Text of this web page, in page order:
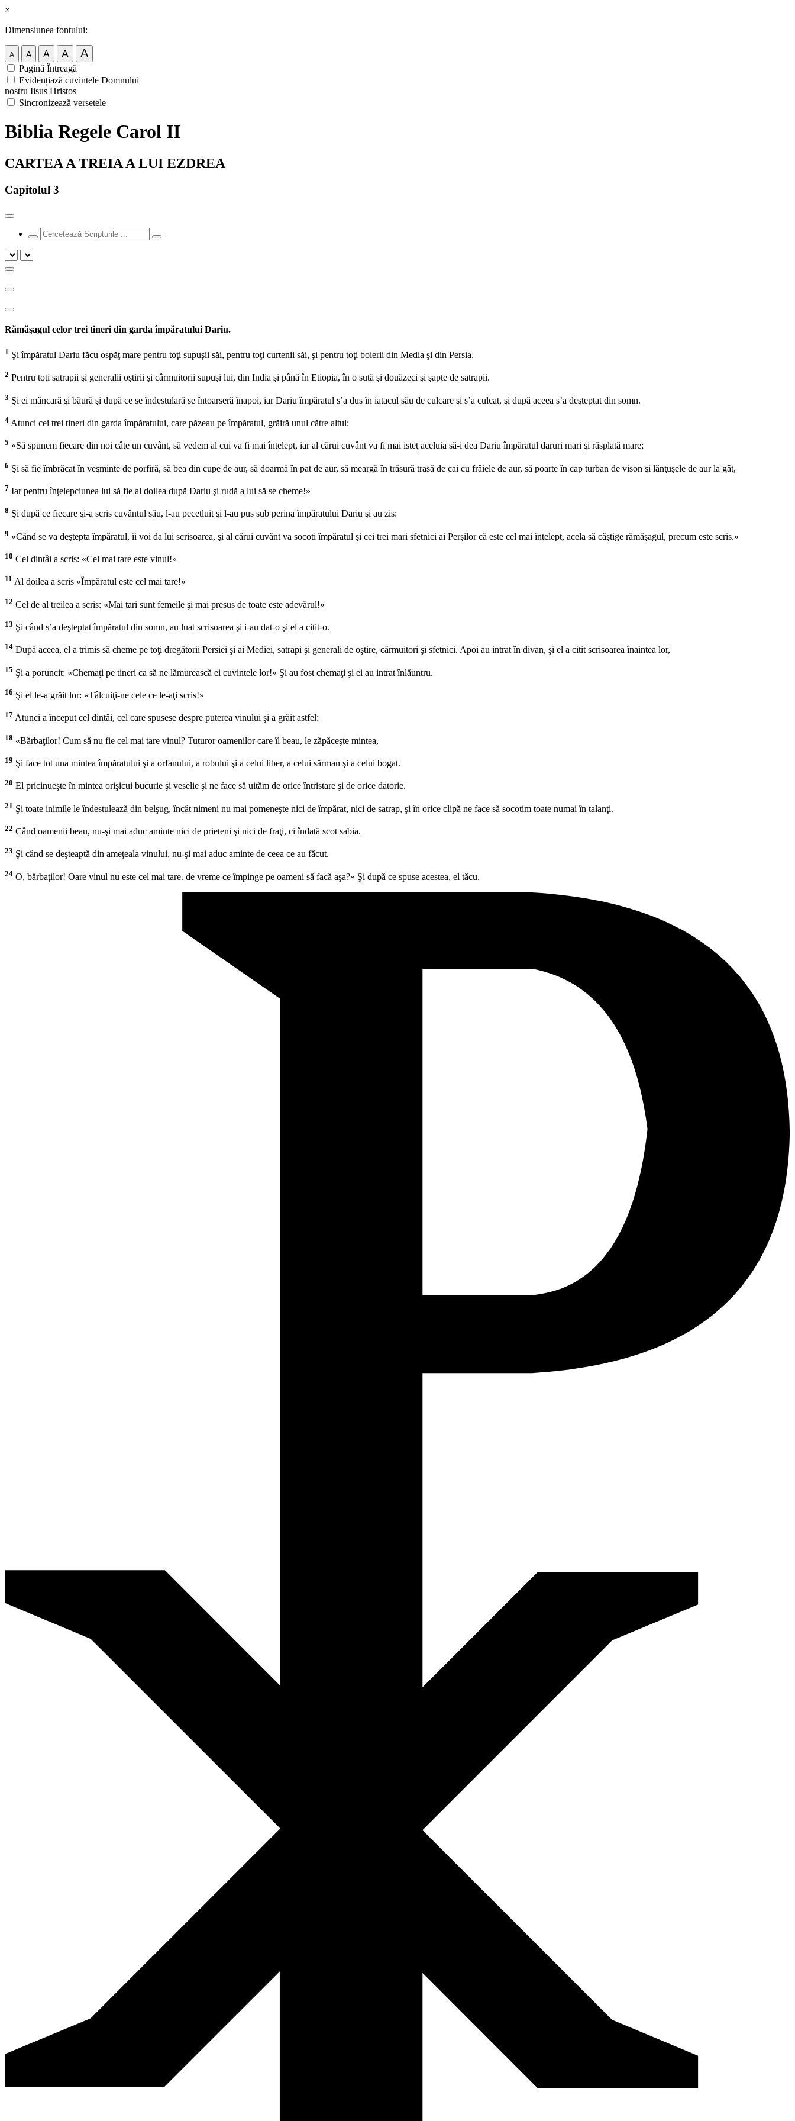
×
Dimensiunea fontului:
A A A A A
Pagină Întreagă
Evidențiază cuvintele Domnului
nostru Iisus Hristos
Sincronizează versetele
Biblia Regele Carol II
CARTEA A TREIA A LUI EZDREA
Capitolul 3
Rămăşagul celor trei tineri din garda împăratului Dariu.
1 Şi împăratul Dariu făcu ospăţ mare pentru toţi supuşii săi, pentru toţi curtenii săi, şi pentru toţi boierii din Media şi din Persia,
2 Pentru toţi satrapii şi generalii oştirii şi cârmuitorii supuşi lui, din India şi până în Etiopia, în o sută şi douăzeci şi şapte de satrapii.
3 Şi ei mâncară şi băură şi după ce se îndestulară se întoarseră înapoi, iar Dariu împăratul s’a dus în iatacul său de culcare şi s’a culcat, şi după aceea s’a deşteptat din somn.
4 Atunci cei trei tineri din garda împăratului, care păzeau pe împăratul, grăiră unul către altul:
5 «Să spunem fiecare din noi câte un cuvânt, să vedem al cui va fi mai înţelept, iar al cărui cuvânt va fi mai isteţ aceluia să-i dea Dariu împăratul daruri mari şi răsplată mare;
6 Şi să fie îmbrăcat în veşminte de porfiră, să bea din cupe de aur, să doarmă în pat de aur, să meargă în trăsură trasă de cai cu frâiele de aur, să poarte în cap turban de vison şi lănţuşele de aur la gât,
7 Iar pentru înţelepciunea lui să fie al doilea după Dariu şi rudă a lui să se cheme!»
8 Şi după ce fiecare şi-a scris cuvântul său, l-au pecetluit şi l-au pus sub perina împăratului Dariu şi au zis:
9 «Când se va deştepta împăratul, îi voi da lui scrisoarea, şi al cărui cuvânt va socoti împăratul şi cei trei mari sfetnici ai Perşilor că este cel mai înţelept, acela să câştige rămăşagul, precum este scris.»
10 Cel dintâi a scris: «Cel mai tare este vinul!»
11 Al doilea a scris «Împăratul este cel mai tare!»
12 Cel de al treilea a scris: «Mai tari sunt femeile şi mai presus de toate este adevărul!»
13 Şi când s’a deşteptat împăratul din somn, au luat scrisoarea şi i-au dat-o şi el a citit-o.
14 După aceea, el a trimis să cheme pe toţi dregătorii Persiei şi ai Mediei, satrapi şi generali de oştire, cârmuitori şi sfetnici. Apoi au intrat în divan, şi el a citit scrisoarea înaintea lor,
15 Şi a poruncit: «Chemaţi pe tineri ca să ne lămurească ei cuvintele lor!» Şi au fost chemaţi şi ei au intrat înlăuntru.
16 Şi el le-a grăit lor: «Tâlcuiţi-ne cele ce le-aţi scris!»
17 Atunci a început cel dintâi, cel care spusese despre puterea vinului şi a grăit astfel:
18 «Bărbaţilor! Cum să nu fie cel mai tare vinul? Tuturor oamenilor care îl beau, le zăpăceşte mintea,
19 Şi face tot una mintea împăratului şi a orfanului, a robului şi a celui liber, a celui sărman şi a celui bogat.
20 El pricinueşte în mintea orişicui bucurie şi veselie şi ne face să uităm de orice întristare şi de orice datorie.
21 Şi toate inimile le îndestulează din belşug, încât nimeni nu mai pomeneşte nici de împărat, nici de satrap, şi în orice clipă ne face să socotim toate numai în talanţi.
22 Când oamenii beau, nu-şi mai aduc aminte nici de prieteni şi nici de fraţi, ci îndată scot sabia.
23 Şi când se deşteaptă din ameţeala vinului, nu-şi mai aduc aminte de ceea ce au făcut.
24 O, bărbaţilor! Oare vinul nu este cel mai tare. de vreme ce împinge pe oameni să facă aşa?» Şi după ce spuse acestea, el tăcu.